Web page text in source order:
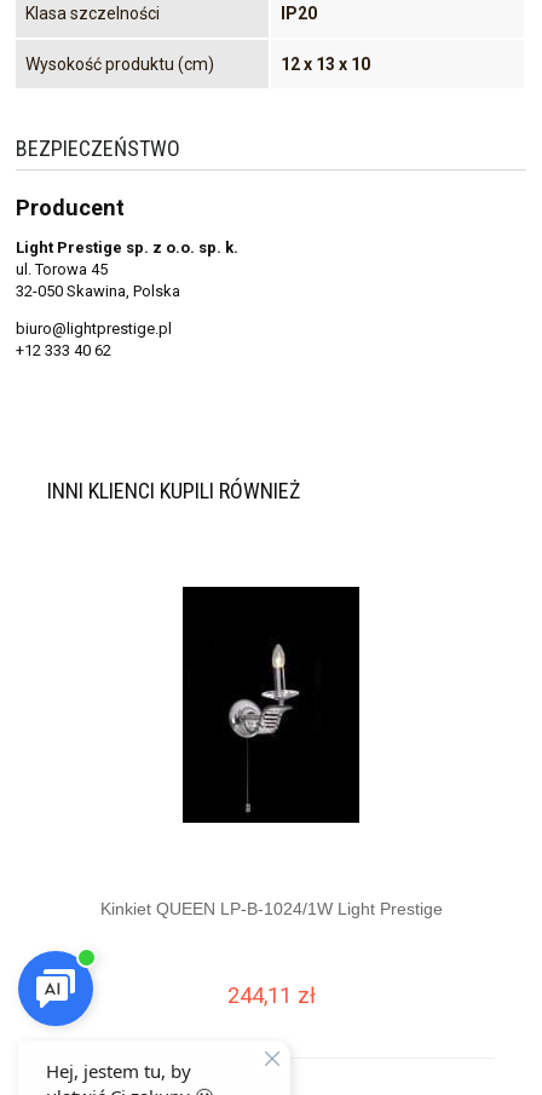
Klasa szczelności IP20
Wysokość produktu (cm) 12 x 13 x 10
BEZPIECZEŃSTWO
Producent
Light Prestige sp. z o.o. sp. k.
ul. Torowa 45
32-050 Skawina, Polska
biuro@lightprestige.pl
+12 333 40 62
INNI KLIENCI KUPILI RÓWNIEŻ
Kinkiet QUEEN LP-B-1024/1W Light Prestige
244,11 zł